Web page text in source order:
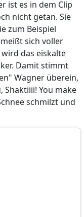
ist es in dem Clip
nicht getan. Sie
zum Beispiel
sich voller
das eiskalte
Damit stimmt
Wagner überein,
Shaktiiii! You make
schmilzt und